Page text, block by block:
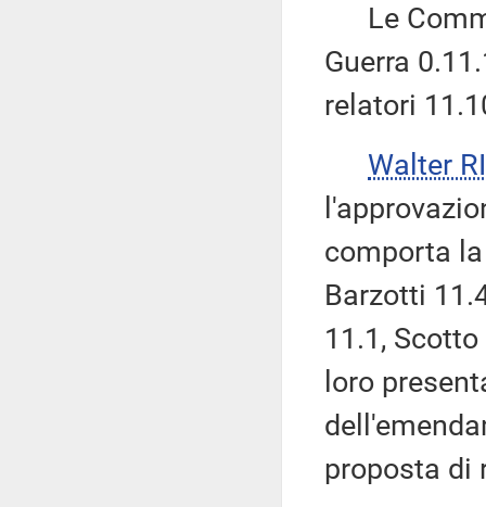
Le
Guerra
relatori
Walter
comporta
Barzotti
11.1,
loro
proposta di